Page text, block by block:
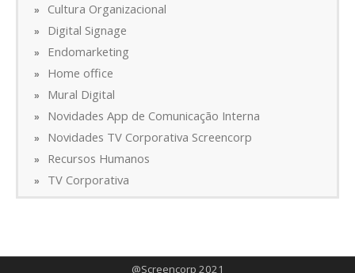
Cultura Organizacional
Digital Signage
Endomarketing
Home office
Mural Digital
Novidades App de Comunicação Interna
Novidades TV Corporativa Screencorp
Recursos Humanos
TV Corporativa
@Screencorp 2021